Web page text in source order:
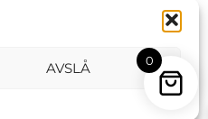
AVSLÅ 0